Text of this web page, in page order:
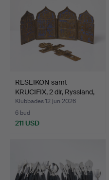
RESEIKON samt
KRUCIFIX, 2 dlr, Ryssland,
b…
Klubbades 12 jun 2026
6 bud
211 USD